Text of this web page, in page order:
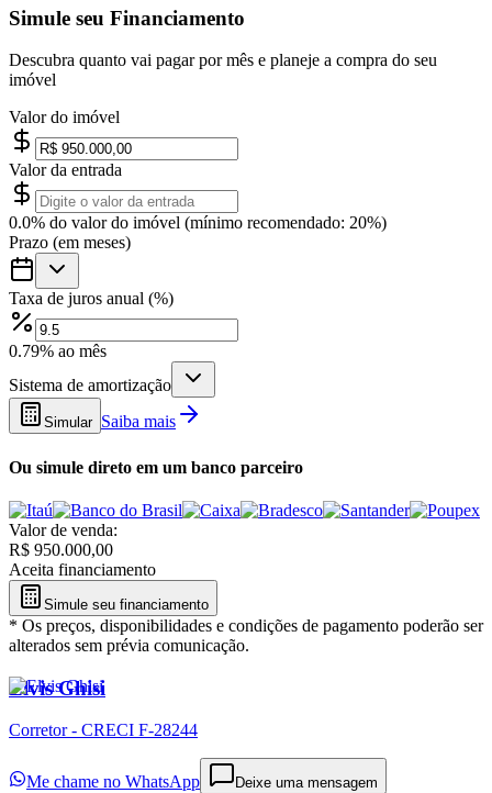
Simule seu Financiamento
Descubra quanto vai pagar por mês e planeje a compra do seu
imóvel
Valor do imóvel
Valor da entrada
0.0% do valor do imóvel (mínimo recomendado: 20%)
Prazo (em meses)
Taxa de juros anual (%)
0.79% ao mês
Sistema de amortização
Simular Saiba mais
Ou simule direto em um banco parceiro
Valor de venda:
R$ 950.000,00
Aceita financiamento
Simule seu financiamento
* Os preços, disponibilidades e condições de pagamento poderão ser
alterados sem prévia comunicação.
Elvis Ghisi
Corretor - CRECI F-28244
Me chame no WhatsApp Deixe uma mensagem